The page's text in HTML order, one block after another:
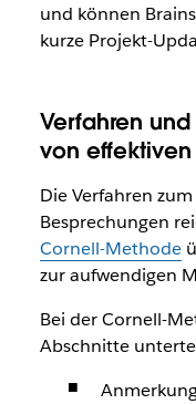
und können
kurze Projekt-
Verfahren und
von
Die Verfahren
Besprechungen
Cornell-Methode
zur aufwendigen
Bei der Cornell-
Abschnitte